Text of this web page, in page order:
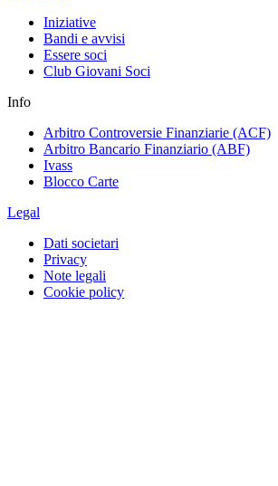
Iniziative
Bandi e avvisi
Essere soci
Club Giovani Soci
Info
Arbitro Controversie Finanziarie (ACF)
Arbitro Bancario Finanziario (ABF)
Ivass
Blocco Carte
Legal
Dati societari
Privacy
Note legali
Cookie policy